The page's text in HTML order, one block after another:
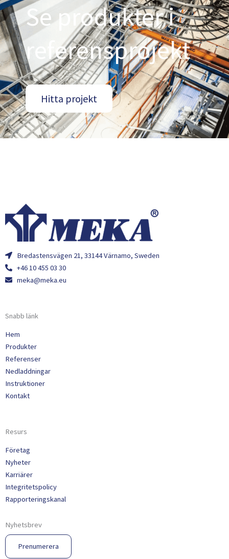
Se produkter i
referensprojekt
Hitta projekt
Bredastensvägen 21, 33144 Värnamo, Sweden
+46 10 455 03 30
meka@meka.eu
Snabb länk
Hem
Produkter
Referenser
Nedladdningar
Instruktioner
Kontakt
Resurs
Företag
Nyheter
Karriärer
Integritetspolicy
Rapporteringskanal
Nyhetsbrev
Prenumerera